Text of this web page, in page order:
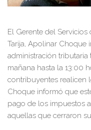
El Gerente del
Tarija, Apolinar Choque
administración
mañana hasta la 13:00
contribuyentes realicen
Choque informó que
pago de los impuestos
aquellas que cerraron